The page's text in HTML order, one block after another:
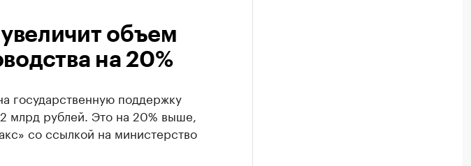
объем
на 20%
государственную поддержку
млрд рублей. Это на 20% выше,
со ссылкой на министерство